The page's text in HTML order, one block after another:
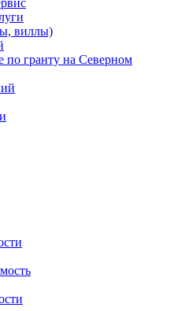
виллы)
по гранту на Северном